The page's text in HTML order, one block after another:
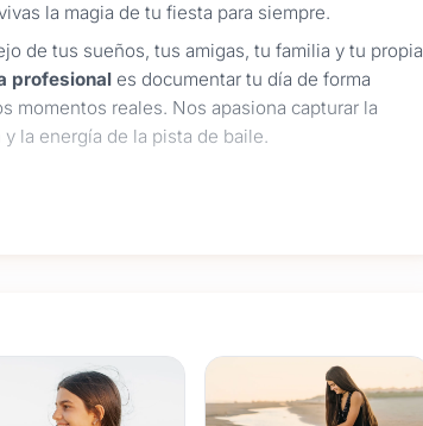
la magia de tu fiesta para siempre.
de tus sueños, tus amigas, tu familia y tu propia
profesional es documentar tu día de forma
momentos reales. Nos apasiona capturar la
la energía de la pista de baile.
o urbanas de Uruguay.
definición con una edición dinámica y